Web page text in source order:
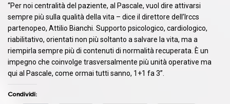
“Per noi centralità del paziente, al Pascale, vuol dire attivarsi
sempre più sulla qualità della vita – dice il direttore dell’Irccs
partenopeo, Attilio Bianchi. Supporto psicologico, cardiologico,
riabilitativo, orientati non più soltanto a salvare la vita, ma a
riempirla sempre più di contenuti di normalità recuperata. È un
impegno che coinvolge trasversalmente più unità operative ma
qui al Pascale, come ormai tutti sanno, 1+1 fa 3”.
Condividi: